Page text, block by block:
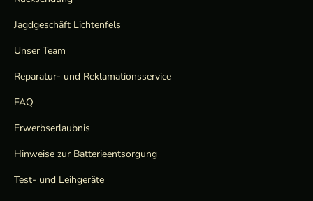
Jagdgeschäft Lichtenfels
Unser Team
Reparatur- und Reklamationsservice
FAQ
Erwerbserlaubnis
Hinweise zur Batterieentsorgung
Test- und Leihgeräte